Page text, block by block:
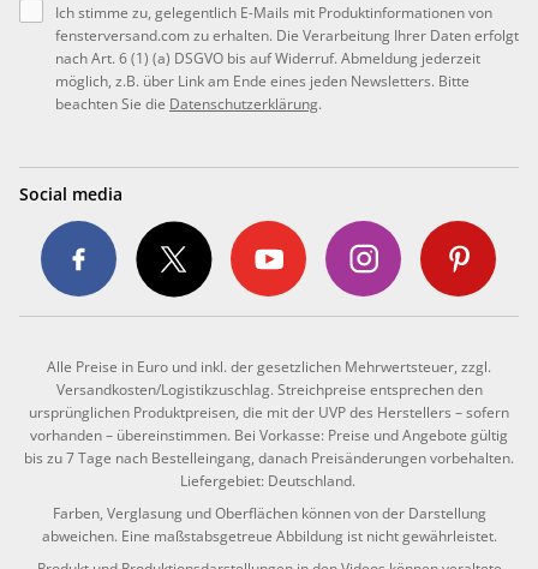
Ich stimme zu, gelegentlich E-Mails mit Produktinformationen von
fensterversand.com zu erhalten. Die Verarbeitung Ihrer Daten erfolgt
nach Art. 6 (1) (a) DSGVO bis auf Widerruf. Abmeldung jederzeit
möglich, z.B. über Link am Ende eines jeden Newsletters. Bitte
beachten Sie die Datenschutzerklärung.
Social media
Alle Preise in Euro und inkl. der gesetzlichen Mehrwertsteuer, zzgl.
Versandkosten/Logistikzuschlag. Streichpreise entsprechen den
ursprünglichen Produktpreisen, die mit der UVP des Herstellers – sofern
vorhanden – übereinstimmen. Bei Vorkasse: Preise und Angebote gültig
bis zu 7 Tage nach Bestelleingang, danach Preisänderungen vorbehalten.
Liefergebiet: Deutschland.
Farben, Verglasung und Oberflächen können von der Darstellung
abweichen. Eine maßstabsgetreue Abbildung ist nicht gewährleistet.